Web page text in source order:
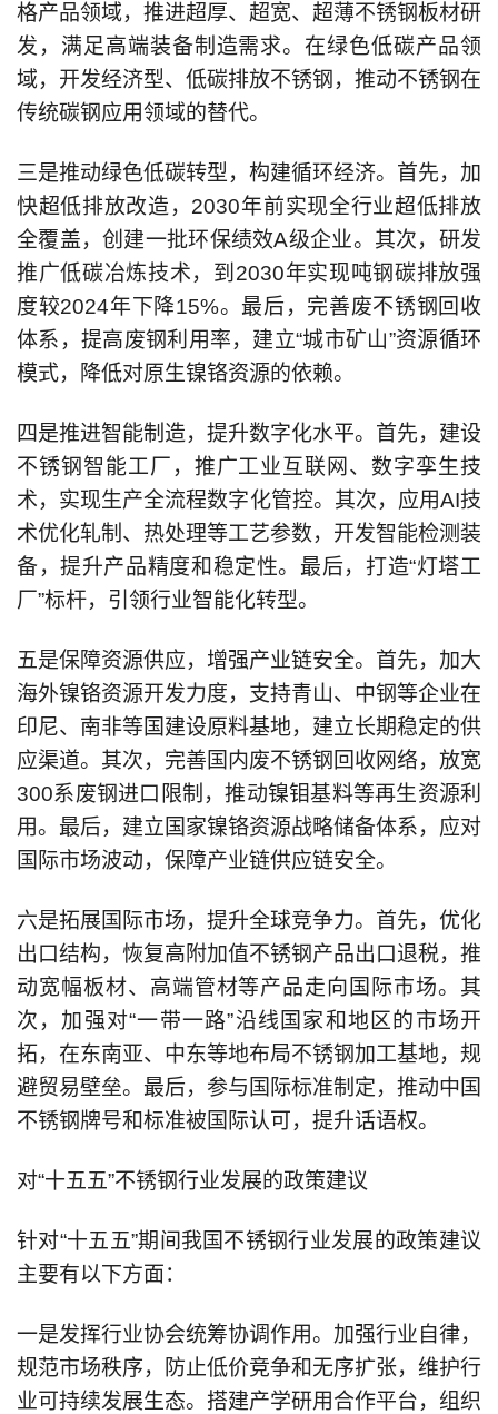
格产品领域，推进超厚、超宽、超薄不锈钢板材研
发，满足高端装备制造需求。在绿色低碳产品领
域，开发经济型、低碳排放不锈钢，推动不锈钢在
传统碳钢应用领域的替代。
三是推动绿色低碳转型，构建循环经济。首先，加
快超低排放改造，2030年前实现全行业超低排放
全覆盖，创建一批环保绩效A级企业。其次，研发
推广低碳冶炼技术，到2030年实现吨钢碳排放强
度较2024年下降15%。最后，完善废不锈钢回收
体系，提高废钢利用率，建立“城市矿山”资源循环
模式，降低对原生镍铬资源的依赖。
四是推进智能制造，提升数字化水平。首先，建设
不锈钢智能工厂，推广工业互联网、数字孪生技
术，实现生产全流程数字化管控。其次，应用AI技
术优化轧制、热处理等工艺参数，开发智能检测装
备，提升产品精度和稳定性。最后，打造“灯塔工
厂”标杆，引领行业智能化转型。
五是保障资源供应，增强产业链安全。首先，加大
海外镍铬资源开发力度，支持青山、中钢等企业在
印尼、南非等国建设原料基地，建立长期稳定的供
应渠道。其次，完善国内废不锈钢回收网络，放宽
300系废钢进口限制，推动镍钼基料等再生资源利
用。最后，建立国家镍铬资源战略储备体系，应对
国际市场波动，保障产业链供应链安全。
六是拓展国际市场，提升全球竞争力。首先，优化
出口结构，恢复高附加值不锈钢产品出口退税，推
动宽幅板材、高端管材等产品走向国际市场。其
次，加强对“一带一路”沿线国家和地区的市场开
拓，在东南亚、中东等地布局不锈钢加工基地，规
避贸易壁垒。最后，参与国际标准制定，推动中国
不锈钢牌号和标准被国际认可，提升话语权。
对“十五五”不锈钢行业发展的政策建议
针对“十五五”期间我国不锈钢行业发展的政策建议
主要有以下方面：
一是发挥行业协会统筹协调作用。加强行业自律，
规范市场秩序，防止低价竞争和无序扩张，维护行
业可持续发展生态。搭建产学研用合作平台，组织